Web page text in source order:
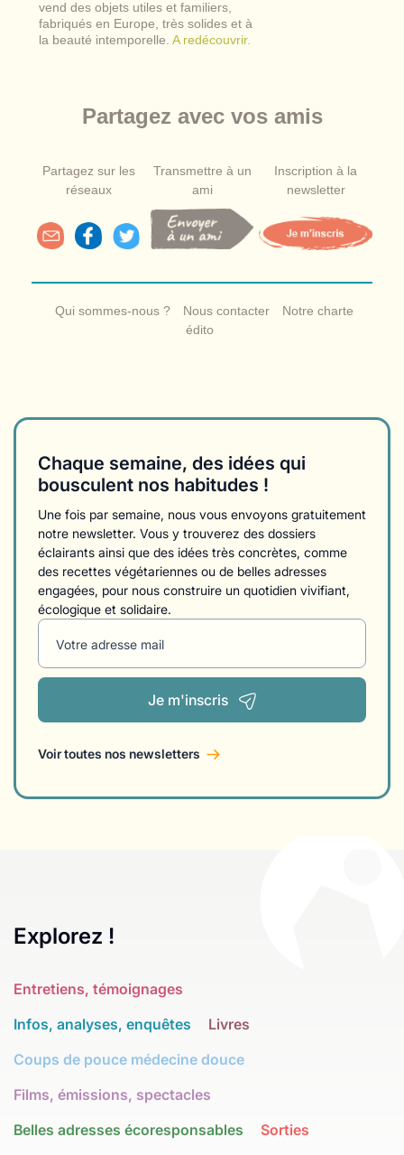
vend des objets utiles et familiers,
fabriqués en Europe, très solides et à
la beauté intemporelle.A redécouvrir.
Partagez avec vos amis
Partagez sur les
réseaux
Transmettre à un
ami
Inscription à la
newsletter
Qui sommes-nous ? Nous contacter
Notre charte
édito
Chaque semaine, des idées qui
bousculent nos habitudes !
Une fois par semaine, nous vous envoyons gratuitement
notre newsletter. Vous y trouverez des dossiers
éclairants ainsi que des idées très concrètes, comme
des recettes végétariennes ou de belles adresses
engagées, pour nous construire un quotidien vivifiant,
écologique et solidaire.
Votre adresse mail
Je m'inscris
Voir toutes nos newsletters
Explorez !
Entretiens, témoignages
Infos, analyses, enquêtes
Livres
Coups de pouce médecine douce
Films, émissions, spectacles
Belles adresses écoresponsables
Sorties